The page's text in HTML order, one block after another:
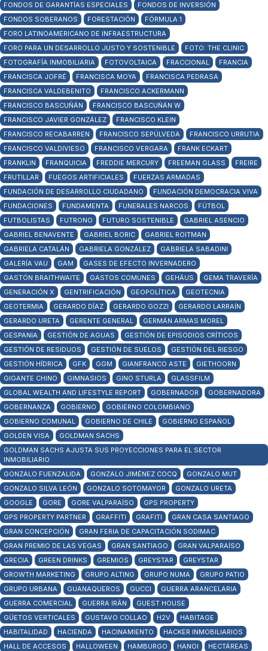
FONDOS DE GARANTÍAS ESPECIALES
FONDOS DE INVERSIÓN
FONDOS SOBERANOS
FORESTACIÓN
FÓRMULA 1
FORO LATINOAMERICANO DE INFRAESTRUCTURA
FORO PARA UN DESARROLLO JUSTO Y SOSTENIBLE
FOTO: THE CLINIC
FOTOGRAFÍA INMOBILIARIA
FOTOVOLTAICA FRACCIONAL
FRANCIA
FRANCISCA JOFRÉ
FRANCISCA MOYA
FRANCISCA PEDRASA
FRANCISCA VALDEBENITO
FRANCISCO ACKERMANN
FRANCISCO BASCUÑÁN
FRANCISCO BASCUÑÁN W
FRANCISCO JAVIER GONZÁLEZ
FRANCISCO KLEIN
FRANCISCO RECABARREN
FRANCISCO SEPÚLVEDA
FRANCISCO URRUTIA
FRANCISCO VALDIVIESO
FRANCISCO VERGARA
FRANK ECKART
FRANKLIN
FRANQUICIA FREDDIE MERCURY FREEMAN GLASS
FREIRE
FRUTILLAR
FUEGOS ARTIFICIALES
FUERZAS ARMADAS
FUNDACIÓN DE DESARROLLO CIUDADANO
FUNDACIÓN DEMOCRACIA VIVA
FUNDACIONES
FUNDAMENTA FUNERALES NARCOS
FÚTBOL
FUTBOLISTAS
FUTRONO FUTURO SOSTENIBLE
GABRIEL ASENCIO
GABRIEL BENAVENTE
GABRIEL BORIC
GABRIEL ROITMAN
GABRIELA CATALÁN
GABRIELA GONZÁLEZ
GABRIELA SABADINI
GALERÍA VAU
GAM
GASES DE EFECTO INVERNADERO
GASTÓN BRAITHWAITE
GASTOS COMUNES GEHÄUS
GEMA TRAVERÍA
GENERACIÓN X
GENTRIFICACIÓN GEOPOLÍTICA
GEOTECNIA
GEOTERMIA
GERARDO DÍAZ GERARDO GOZZI
GERARDO LARRAÍN
GERARDO URETA
GERENTE GENERAL
GERMÁN ARMAS MOREL
GESPANIA
GESTIÓN DE AGUAS
GESTIÓN DE EPISODIOS CRÍTICOS
GESTIÓN DE RESIDUOS
GESTIÓN DE SUELOS
GESTIÓN DEL RIESGO
GESTIÓN HÍDRICA
GFK GGM GIANFRANCO ASTE
GIETHOORN
GIGANTE CHINO
GIMNASIOS GINO STURLA
GLASSFILM
GLOBAL WEALTH AND LIFESTYLE REPORT
GOBERNADOR
GOBERNADORA
GOBERNANZA
GOBIERNO
GOBIERNO COLOMBIANO
GOBIERNO COMUNAL
GOBIERNO DE CHILE
GOBIERNO ESPAÑOL
GOLDEN VISA
GOLDMAN SACHS
GOLDMAN SACHS AJUSTA SUS PROYECCIONES PARA EL SECTOR
INMOBILIARIO
GONZALO FUENZALIDA
GONZALO JIMÉNEZ COCQ
GONZALO MUT
GONZALO SILVA LEÓN
GONZALO SOTOMAYOR
GONZALO URETA
GOOGLE
GORE GORE VALPARAÍSO
GPS PROPERTY
GPS PROPERTY PARTNER
GRAFFITI GRAFITI
GRAN CASA SANTIAGO
GRAN CONCEPCIÓN
GRAN FERIA DE CAPACITACIÓN SODIMAC
GRAN PREMIO DE LAS VEGAS
GRAN SANTIAGO
GRAN VALPARAÍSO
GRECIA
GREEN DRINKS GREMIOS GREYSTAR
GREYSTAR
GROWTH MARKETING
GRUPO ALTING GRUPO NUMA
GRUPO PATIO
GRUPO URBANA
GUANAQUEROS GUCCI
GUERRA ARANCELARIA
GUERRA COMERCIAL
GUERRA IRÁN
GUEST HOUSE
GÜETOS VERTICALES
GUSTAVO COLLAO H2V
HABITAGE
HABITALIDAD
HACIENDA HACINAMIENTO
HACKER INMOBILIARIOS
HALL DE ACCESOS
HALLOWEEN HAMBURGO HANOI HECTÁREAS